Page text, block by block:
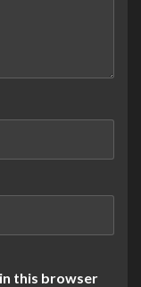
this browser